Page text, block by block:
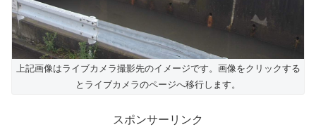
上記画像はライブカメラ撮影先のイメージです。画像をクリックする
とライブカメラのページへ移行します。
スポンサーリンク